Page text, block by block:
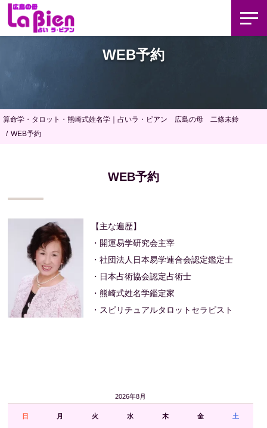
WEB予約
算命学・タロット・熊崎式姓名学｜占いラ・ビアン 広島の母 二條未鈴
WEB予約
WEB予約
【主な遍歴】
・開運易学研究会主宰
・社団法人日本易学連合会認定鑑定士
・日本占術協会認定占術士
・熊崎式姓名学鑑定家
・スピリチュアルタロットセラピスト
2026年8月
日 月 火 水 木 金 土